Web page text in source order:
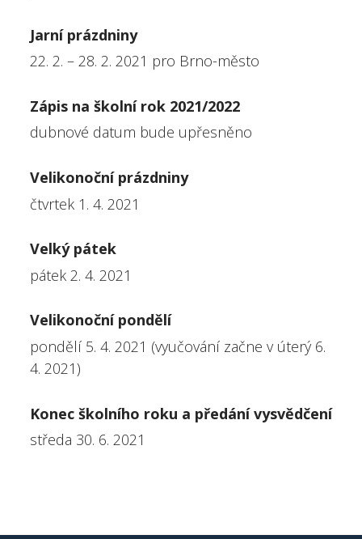
Jarní prázdniny
22. 2. – 28. 2. 2021 pro Brno-město
Zápis na školní rok 2021/2022
dubnové datum bude upřesněno
Velikonoční prázdniny
čtvrtek 1. 4. 2021
Velký pátek
pátek 2. 4. 2021
Velikonoční pondělí
pondělí 5. 4. 2021 (vyučování začne v úterý 6.
4. 2021)
Konec školního roku a předání vysvědčení
středa 30. 6. 2021